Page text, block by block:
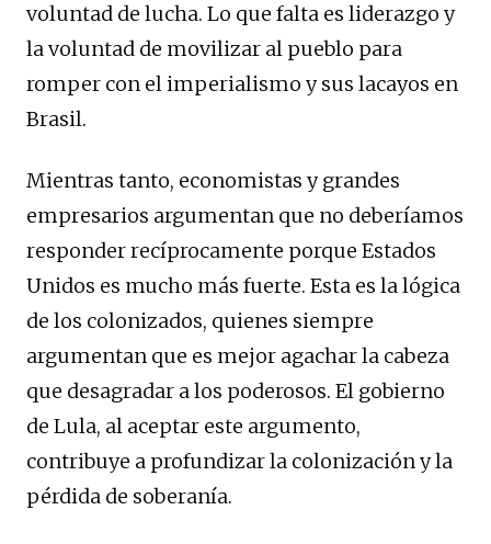
voluntad de lucha. Lo que falta es liderazgo y
la voluntad de movilizar al pueblo para
romper con el imperialismo y sus lacayos en
Brasil.
Mientras tanto, economistas y grandes
empresarios argumentan que no deberíamos
responder recíprocamente porque Estados
Unidos es mucho más fuerte. Esta es la lógica
de los colonizados, quienes siempre
argumentan que es mejor agachar la cabeza
que desagradar a los poderosos. El gobierno
de Lula, al aceptar este argumento,
contribuye a profundizar la colonización y la
pérdida de soberanía.